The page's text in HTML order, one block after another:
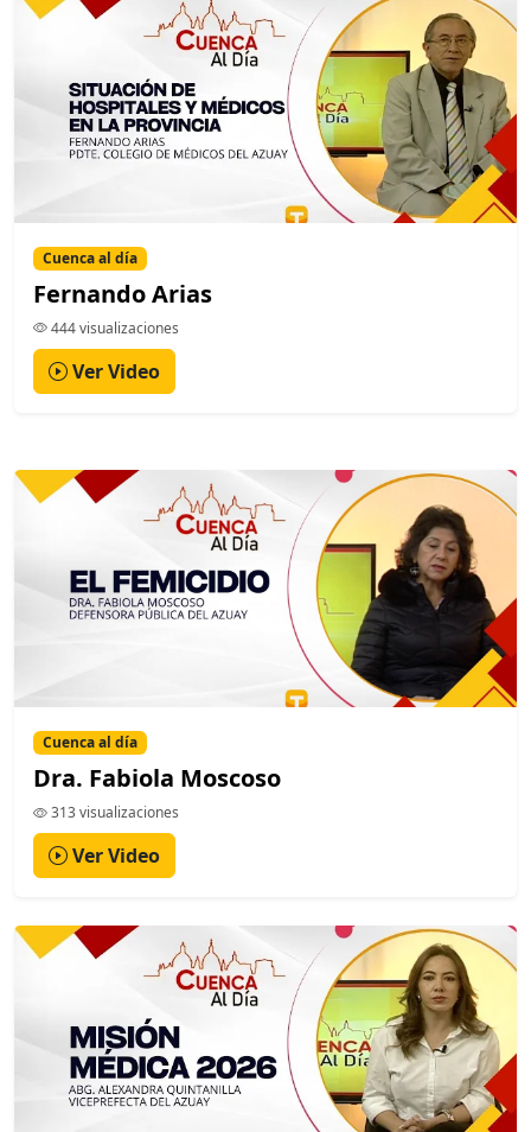
Cuenca al día
Fernando Arias
444 visualizaciones
Ver Video
Cuenca al día
Dra. Fabiola Moscoso
313 visualizaciones
Ver Video